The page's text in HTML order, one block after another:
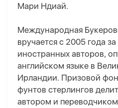
Мари Ндиай.
Международная
вручается с 2005 года
иностранных авторов,
английском языке в
Ирландии. Призовой
фунтов стерлингов
автором и